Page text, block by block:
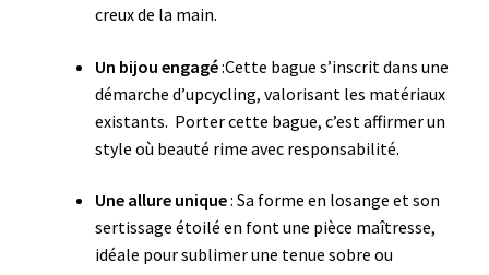
creux de la main.
Un bijou engagé:Cette bague s’inscrit dans une
démarche d’upcycling, valorisant les matériaux
existants. Porter cette bague, c’est affirmer un
style où beauté rime avec responsabilité.
Une allure unique: Sa forme en losange et son
sertissage étoilé en font une pièce maîtresse,
idéale pour sublimer une tenue sobre ou